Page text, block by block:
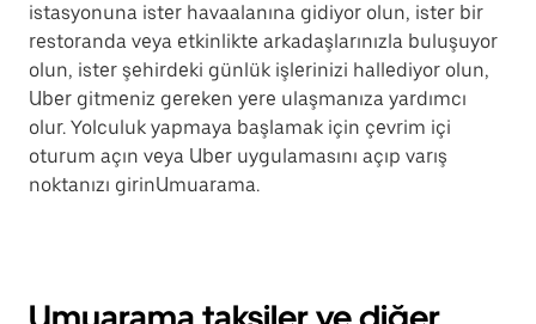
istasyonuna ister havaalanına gidiyor olun, ister bir
restoranda veya etkinlikte arkadaşlarınızla buluşuyor
olun, ister şehirdeki günlük işlerinizi hallediyor olun,
Uber gitmeniz gereken yere ulaşmanıza yardımcı
olur. Yolculuk yapmaya başlamak için çevrim içi
oturum açın veya Uber uygulamasını açıp varış
noktanızı girinUmuarama.